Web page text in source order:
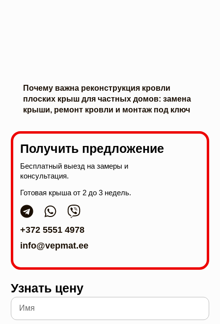
Почему важна реконструкция кровли
плоских крыш для частных домов: замена
крыши, ремонт кровли и монтаж под ключ
Получить предложение
Бесплатный выезд на замеры и
консультация.
Готовая крыша от 2 до 3 недель.
+372 5551 4978
info@vepmat.ee
Узнать цену